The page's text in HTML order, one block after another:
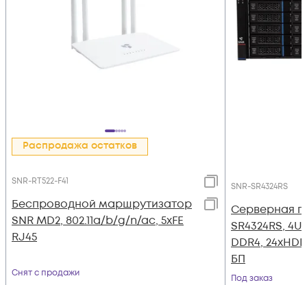
Распродажа остатков
SNR-RT522-F41
Беспроводной маршрутизатор
SNR MD2, 802.11a/b/g/n/ac, 5xFE
RJ45
Снят с продажи
SNR-SR4324RS
Серверная
SR4324RS,
DDR4,
БП
Под заказ